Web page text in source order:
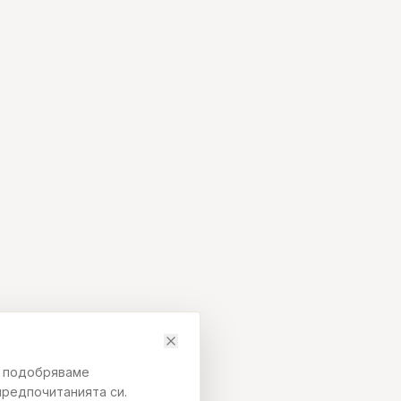
подобряваме
си.